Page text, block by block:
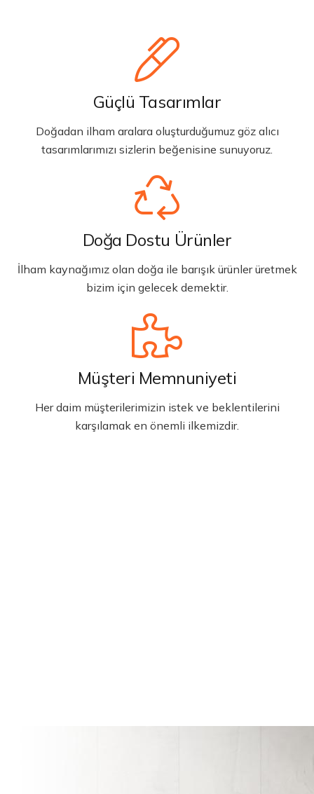
Güçlü Tasarımlar
Doğadan ilham aralara oluşturduğumuz göz alıcı
tasarımlarımızı sizlerin beğenisine sunuyoruz.
Doğa Dostu Ürünler
İlham kaynağımız olan doğa ile barışık ürünler üretmek
bizim için gelecek demektir.
Müşteri Memnuniyeti
Her daim müşterilerimizin istek ve beklentilerini
karşılamak en önemli ilkemizdir.